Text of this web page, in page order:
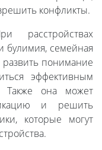
конфликты.
расстройствах
булимия, семейная
понимание
эффективным
Также она может
и решить
которые могут